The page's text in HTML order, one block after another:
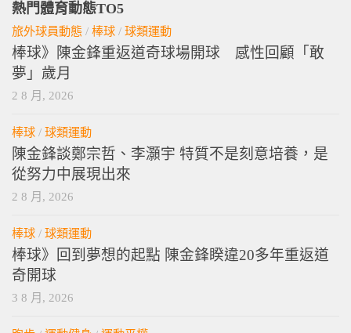
熱門體育動態TO5
旅外球員動態 / 棒球 / 球類運動
棒球》陳金鋒重返道奇球場開球 感性回顧「敢
夢」歲月
2 8 月, 2026
棒球 / 球類運動
陳金鋒談鄭宗哲、李灝宇 特質不是刻意培養，是
從努力中展現出來
2 8 月, 2026
棒球 / 球類運動
棒球》回到夢想的起點 陳金鋒睽違20多年重返道
奇開球
3 8 月, 2026